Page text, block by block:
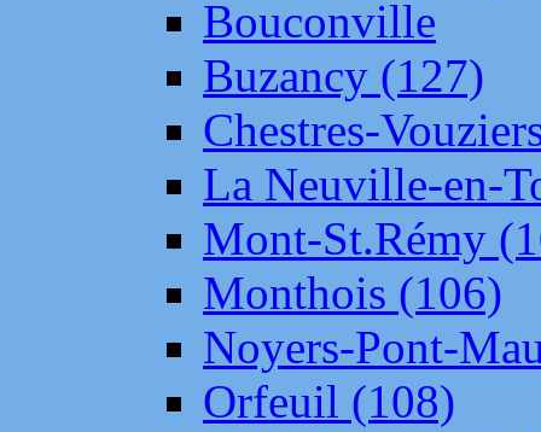
Bouconville
Buzancy (127)
Chestres-
La Neuville-en-
Mont-St.Rémy
Monthois (106)
Noyers-Pont-
Orfeuil (108)